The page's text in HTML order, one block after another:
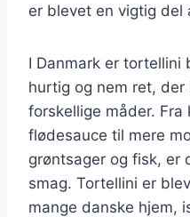
er blevet en vigtig del
I Danmark er
hurtig og nem ret,
forskellige måder. Fra
flødesauce til mere
grøntsager og fisk, er
smag. Tortellini er
mange danske hjem,